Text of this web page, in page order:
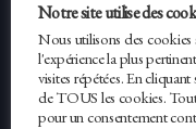
Fondé en 2012,
international
milieux. Il conçoit et
domaines de
Notre site utilise des
Nous utilisons des
l'expérience la plus
visites répétées. En
de TOUS les cookies.
pour un consentement